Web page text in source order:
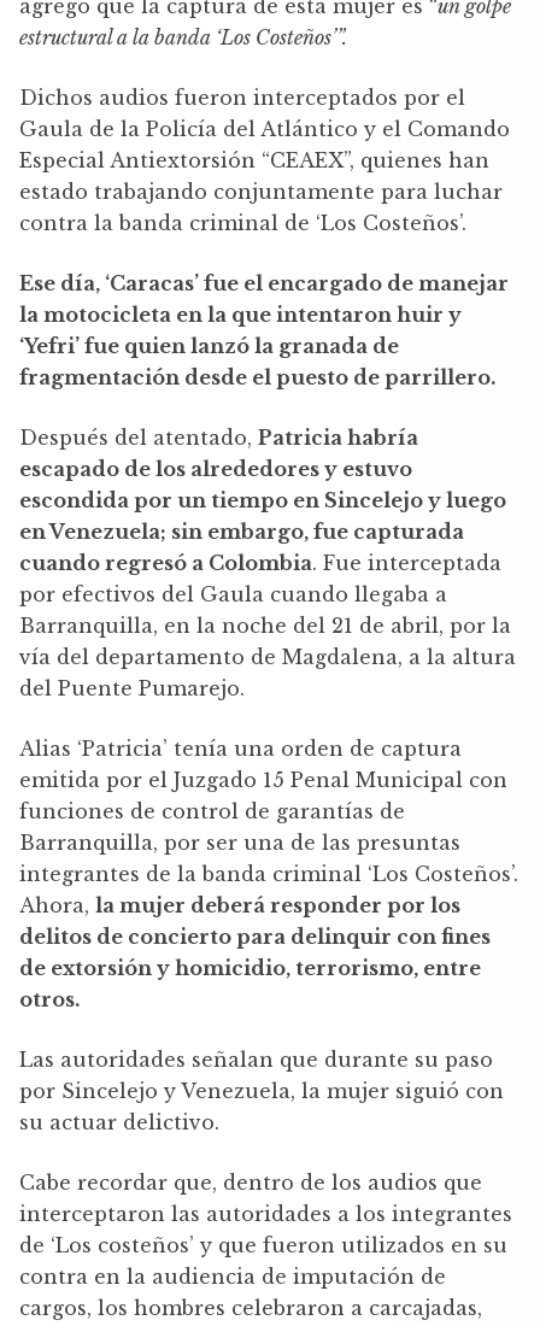
agregó que la captura de esta mujer es “un golpe
estructural a la banda ‘Los Costeños’”.
Dichos audios fueron interceptados por el
Gaula de la Policía del Atlántico y el Comando
Especial Antiextorsión “CEAEX”, quienes han
estado trabajando conjuntamente para luchar
contra la banda criminal de ‘Los Costeños’.
Ese día, ‘Caracas’ fue el encargado de manejar
la motocicleta en la que intentaron huir y
‘Yefri’ fue quien lanzó la granada de
fragmentación desde el puesto de parrillero.
Después del atentado, Patricia habría
escapado de los alrededores y estuvo
escondida por un tiempo en Sincelejo y luego
en Venezuela; sin embargo, fue capturada
cuando regresó a Colombia. Fue interceptada
por efectivos del Gaula cuando llegaba a
Barranquilla, en la noche del 21 de abril, por la
vía del departamento de Magdalena, a la altura
del Puente Pumarejo.
Alias ‘Patricia’ tenía una orden de captura
emitida por el Juzgado 15 Penal Municipal con
funciones de control de garantías de
Barranquilla, por ser una de las presuntas
integrantes de la banda criminal ‘Los Costeños’.
Ahora, la mujer deberá responder por los
delitos de concierto para delinquir con fines
de extorsión y homicidio, terrorismo, entre
otros.
Las autoridades señalan que durante su paso
por Sincelejo y Venezuela, la mujer siguió con
su actuar delictivo.
Cabe recordar que, dentro de los audios que
interceptaron las autoridades a los integrantes
de ‘Los costeños’ y que fueron utilizados en su
contra en la audiencia de imputación de
cargos, los hombres celebraron a carcajadas,